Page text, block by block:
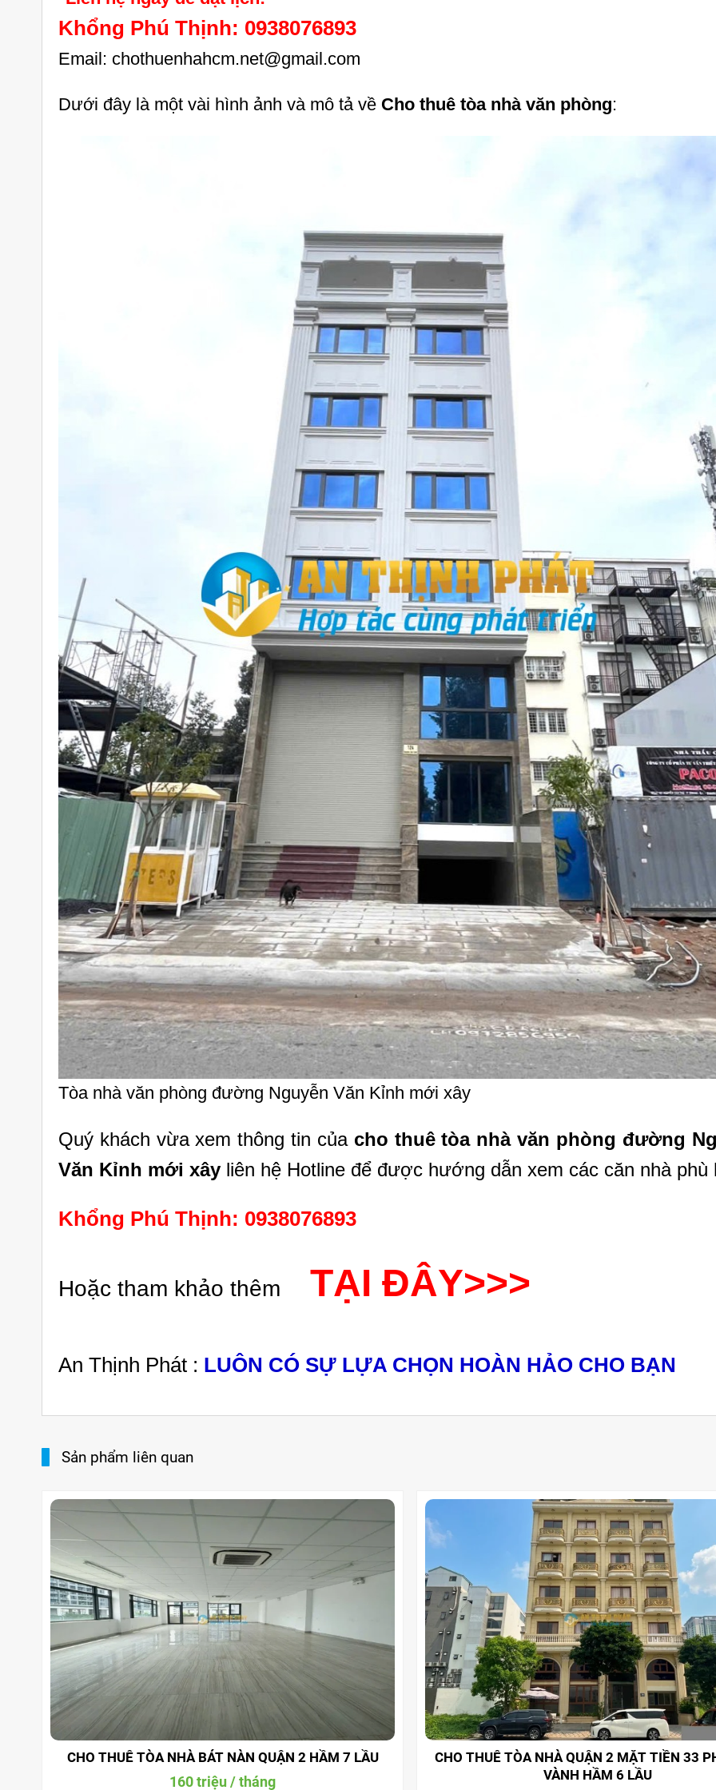
Khổng Phú Thịnh: 0938076893
Email: chothuenhahcm.net@gmail.com
Dưới đây là một vài hình ảnh và mô tả về Cho thuê tòa nhà văn phòng:
Tòa nhà văn phòng đường Nguyễn Văn Kỉnh mới xây
Quý khách vừa xem thông tin của cho thuê tòa nhà văn phòng đường
Văn Kỉnh mới xây liên hệ Hotline để được hướng dẫn xem các căn nhà phù
Khổng Phú Thịnh: 0938076893
Hoặc tham khảo thêm TẠI ĐÂY>>>
An Thịnh Phát : LUÔN CÓ SỰ LỰA CHỌN HOÀN HẢO CHO BẠN
Sản phẩm liên quan
CHO THUÊ TÒA NHÀ BÁT NÀN QUẬN 2 HẦM 7 LẦU
160 triệu / tháng
CHO THUÊ TÒA NHÀ QUẬN 2 MẶT TIỀN 33
VÀNH HẦM 6 LẦU